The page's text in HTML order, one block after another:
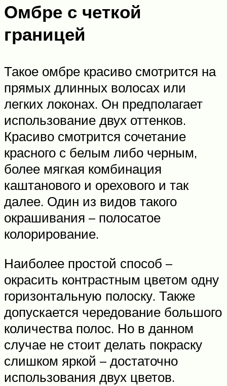
Омбре с четкой
границей
Такое омбре красиво смотрится на
прямых длинных волосах или
легких локонах. Он предполагает
использование двух оттенков.
Красиво смотрится сочетание
красного с белым либо черным,
более мягкая комбинация
каштанового и орехового и так
далее. Один из видов такого
окрашивания – полосатое
колорирование.
Наиболее простой способ –
окрасить контрастным цветом одну
горизонтальную полоску. Также
допускается чередование большого
количества полос. Но в данном
случае не стоит делать покраску
слишком яркой – достаточно
использования двух цветов.